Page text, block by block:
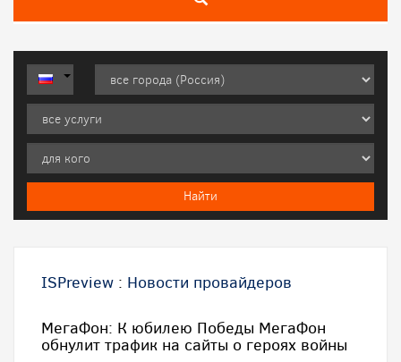
ISPreview : Новости провайдеров
МегаФон: К юбилею Победы МегаФон
обнулит трафик на сайты о героях войны